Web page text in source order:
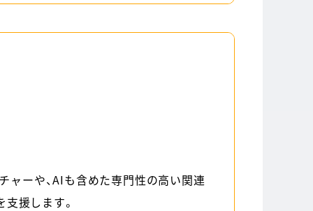
ャーや、AIも含めた専門性の高い関連
援します。